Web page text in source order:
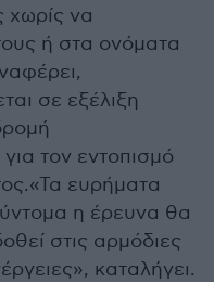
χωρίς να
ή στα ονόματα
σε εξέλιξη
τον εντοπισμό
ευρήματα
η έρευνα θα
στις αρμόδιες
καταλήγει.